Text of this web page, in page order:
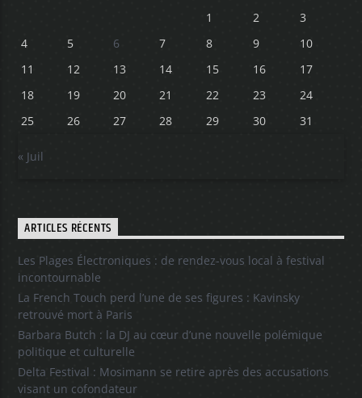
1 2
3
4
5 6 7 8 9
10
11
12 13 14 15 16
17
18
19 20 21 22 23
24
25
26 27 28 29 30 31
« Juil
ARTICLES RÉCENTS
Les Plages Électroniques : de rendez-vous local à festival
incontournable
La French Touch perd l’une de ses figures : Kavinsky
retrouvé mort à Paris
Barbara Butch : la DJ au cœur d’une nouvelle polémique
politique et culturelle
Delta Festival : Mosimann se retire après des accusations
visant un cofondateur